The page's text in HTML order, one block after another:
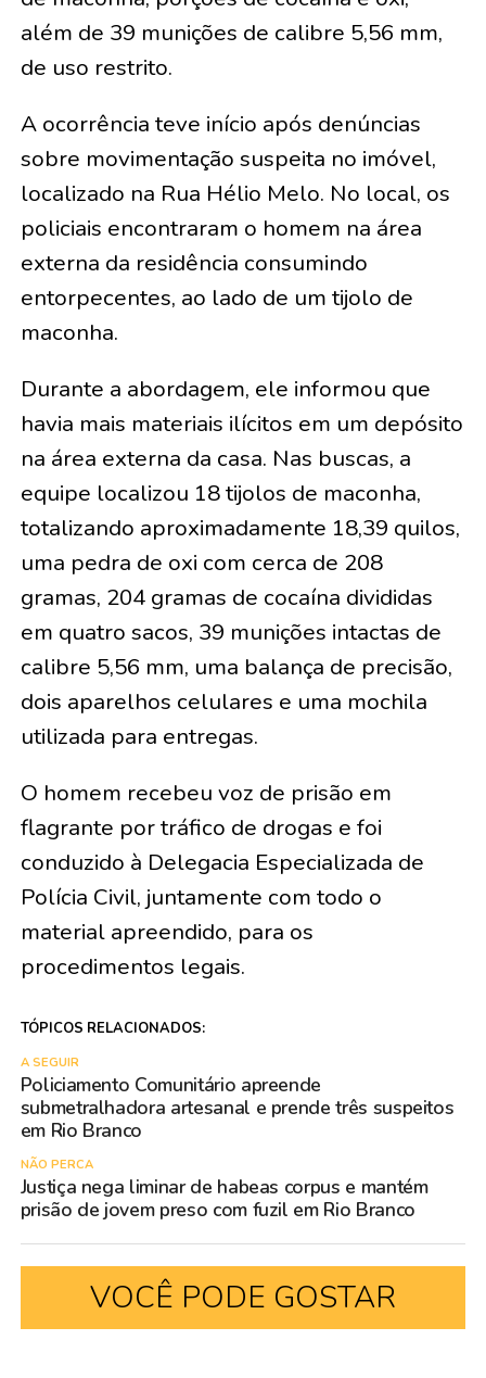
além de 39 munições de calibre 5,56 mm,
de uso restrito.
A ocorrência teve início após denúncias
sobre movimentação suspeita no imóvel,
localizado na Rua Hélio Melo. No local, os
policiais encontraram o homem na área
externa da residência consumindo
entorpecentes, ao lado de um tijolo de
maconha.
Durante a abordagem, ele informou que
havia mais materiais ilícitos em um depósito
na área externa da casa. Nas buscas, a
equipe localizou 18 tijolos de maconha,
totalizando aproximadamente 18,39 quilos,
uma pedra de oxi com cerca de 208
gramas, 204 gramas de cocaína divididas
em quatro sacos, 39 munições intactas de
calibre 5,56 mm, uma balança de precisão,
dois aparelhos celulares e uma mochila
utilizada para entregas.
O homem recebeu voz de prisão em
flagrante por tráfico de drogas e foi
conduzido à Delegacia Especializada de
Polícia Civil, juntamente com todo o
material apreendido, para os
procedimentos legais.
TÓPICOS RELACIONADOS:
A SEGUIR
Policiamento Comunitário apreende
submetralhadora artesanal e prende três suspeitos
em Rio Branco
NÃO PERCA
Justiça nega liminar de habeas corpus e mantém
prisão de jovem preso com fuzil em Rio Branco
VOCÊ PODE GOSTAR